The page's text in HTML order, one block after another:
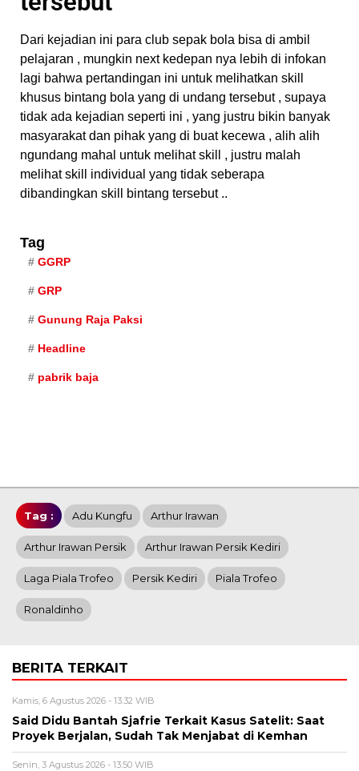
Dari kejadian ini para club sepak bola bisa di ambil
pelajaran , mungkin next kedepan nya lebih di infokan
lagi bahwa pertandingan ini untuk melihatkan skill
khusus bintang bola yang di undang tersebut , supaya
tidak ada kejadian seperti ini , yang justru bikin banyak
masyarakat dan pihak yang di buat kecewa , alih alih
ngundang mahal untuk melihat skill , justru malah
melihat skill individual yang tidak seberapa
dibandingkan skill bintang tersebut ..
Tag
GGRP
GRP
Gunung Raja Paksi
Headline
pabrik baja
Tag : Adu Kungfu Arthur Irawan
Arthur Irawan Persik Arthur Irawan Persik Kediri
Laga Piala Trofeo Persik Kediri Piala Trofeo
Ronaldinho
BERITA TERKAIT
Kamis, 6 Agustus 2026 - 13:32 WIB
Said Didu Bantah Sjafrie Terkait Kasus Satelit: Saat
Proyek Berjalan, Sudah Tak Menjabat di Kemhan
Senin, 3 Agustus 2026 - 13:50 WIB